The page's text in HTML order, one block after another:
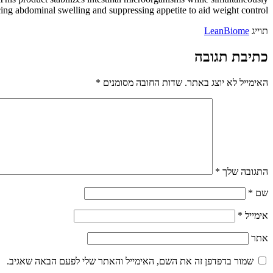
abdominal swelling and suppressing appetite to aid weight control.
תוייג LeanBiome
כתיבת תגובה
האימייל לא יוצג באתר. שדות החובה מסומנים *
התגובה שלך *
שם *
אימייל *
אתר
שמור בדפדפן זה את השם, האימייל והאתר שלי לפעם הבאה שאגיב.